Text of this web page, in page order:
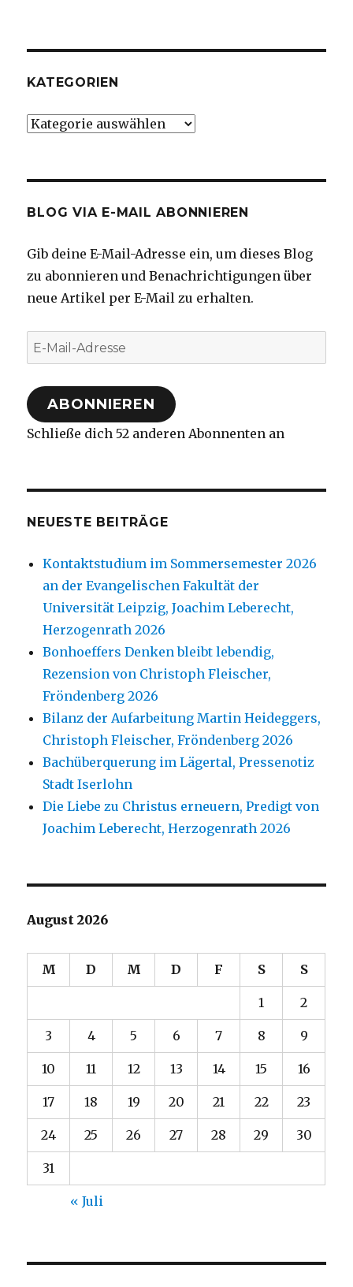
KATEGORIEN
Kategorien
BLOG VIA E-MAIL ABONNIEREN
Gib deine E-Mail-Adresse ein, um dieses Blog
zu abonnieren und Benachrichtigungen über
neue Artikel per E-Mail zu erhalten.
E-
Mail-
Adresse
ABONNIEREN
Schließe dich 52 anderen Abonnenten an
NEUESTE BEITRÄGE
Kontaktstudium im Sommersemester 2026
an der Evangelischen Fakultät der
Universität Leipzig, Joachim Leberecht,
Herzogenrath 2026
Bonhoeffers Denken bleibt lebendig,
Rezension von Christoph Fleischer,
Fröndenberg 2026
Bilanz der Aufarbeitung Martin Heideggers,
Christoph Fleischer, Fröndenberg 2026
Bachüberquerung im Lägertal, Pressenotiz
Stadt Iserlohn
Die Liebe zu Christus erneuern, Predigt von
Joachim Leberecht, Herzogenrath 2026
August 2026
M D M D F S S
1 2
3 4 5 6 7 8 9
10 11 12 13 14 15 16
17 18 19 20 21 22 23
24 25 26 27 28 29 30
31
« Juli